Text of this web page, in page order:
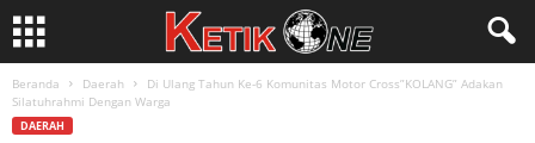
Beranda Daerah
Di Ulang Tahun Ke-6 Komunitas Motor Cross”KOLANG” Adakan
Silatuhrahmi Dengan Warga
DAERAH